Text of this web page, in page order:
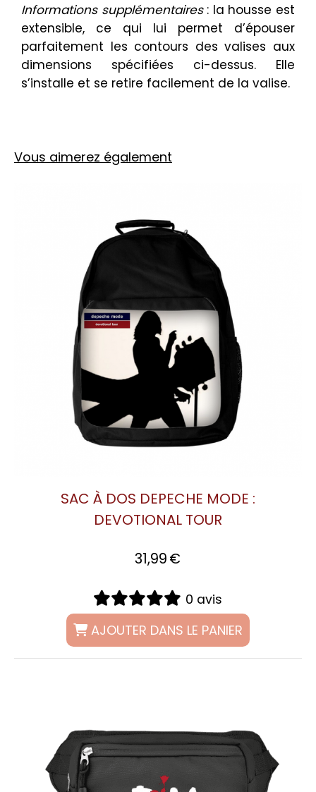
Informations supplémentaires: la housse est
extensible, ce qui lui permet d’épouser
parfaitement les contours des valises aux
dimensions spécifiées ci-dessus. Elle
s’installe et se retire facilement de la valise.
Vous aimerez également
SAC À DOS DEPECHE MODE :
DEVOTIONAL TOUR
31,99€
0 avis
AJOUTER DANS LE PANIER